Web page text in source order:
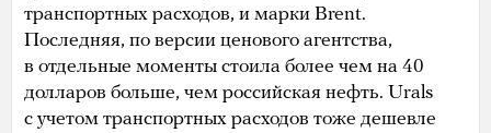
транспортных расходов, и марки Brent.
Последняя, по версии ценового агентства,
в отдельные моменты стоила более чем на 40
долларов больше, чем российская нефть. Urals
с учетом транспортных расходов тоже дешевле